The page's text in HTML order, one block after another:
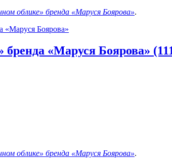
облике» бренда «Маруся Боярова».
«Маруся Боярова»
«Маруся Боярова»
облике» бренда «Маруся Боярова».